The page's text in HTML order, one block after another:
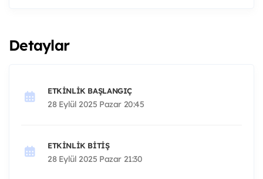
Detaylar
ETKINLIK BAŞLANGIÇ
28 Eylül 2025 Pazar 20:45
ETKINLIK BITIŞ
28 Eylül 2025 Pazar 21:30